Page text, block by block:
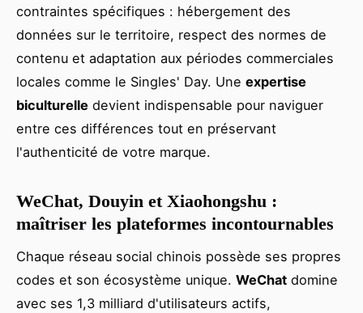
contraintes spécifiques : hébergement des
données sur le territoire, respect des normes de
contenu et adaptation aux périodes commerciales
locales comme le Singles' Day. Une expertise
biculturelle devient indispensable pour naviguer
entre ces différences tout en préservant
l'authenticité de votre marque.
WeChat, Douyin et Xiaohongshu :
maîtriser les plateformes incontournables
Chaque réseau social chinois possède ses propres
codes et son écosystème unique. WeChat domine
avec ses 1,3 milliard d'utilisateurs actifs,